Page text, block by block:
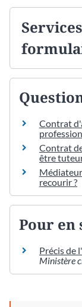
Contrat
Contrat
être
recourir ?
Pour en
Précis de
Ministère